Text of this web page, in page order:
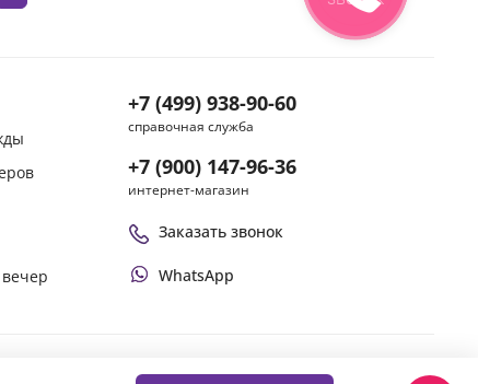
+7 (499) 938-90-60
справочная служба
+7 (900) 147-96-36
интернет-магазин
Заказать звонок
WhatsApp
Оплачивай покупки удобным способом